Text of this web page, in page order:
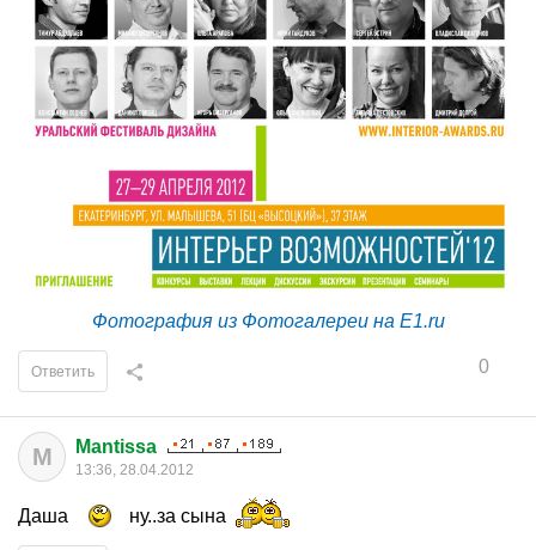
Фотография из Фотогалереи на E1.ru
0
Ответить
M Mantissa
13:36, 28.04.2012
Даша ну..за сына